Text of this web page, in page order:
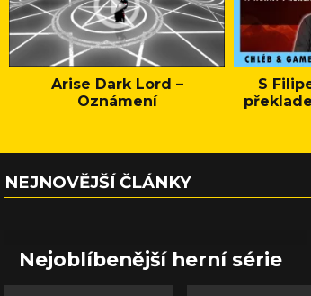
Arise Dark Lord –
Oznámení
S
NEJNOVĚJŠÍ ČLÁNKY
Nejoblíbenější herní série